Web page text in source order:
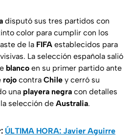
disputó sus tres partidos con
color para cumplir con los
de la FIFA establecidos para
La selección española salió
blanco en su primer partido ante
rojo contra Chile y cerró su
una playera negra con detalles
selección de Australia.
ÚLTIMA HORA: Javier Aguirre